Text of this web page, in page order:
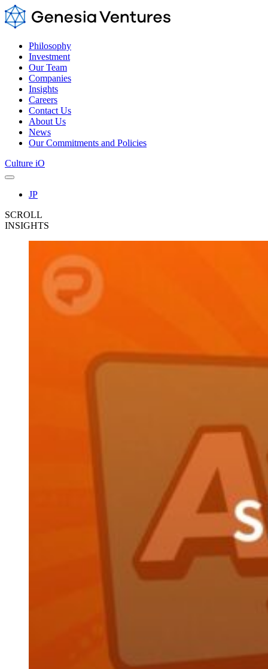
Philosophy
Investment
Our Team
Companies
Insights
Careers
Contact Us
About Us
News
Our Commitments and Policies
Culture iO
JP
SCROLL
INSIGHTS